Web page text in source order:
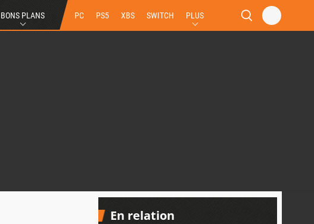
BONS PLANS PC PS5 XBS SWITCH PLUS
En relation